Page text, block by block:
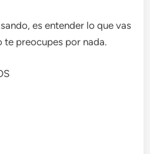
es entender lo que vas
te preocupes por nada.